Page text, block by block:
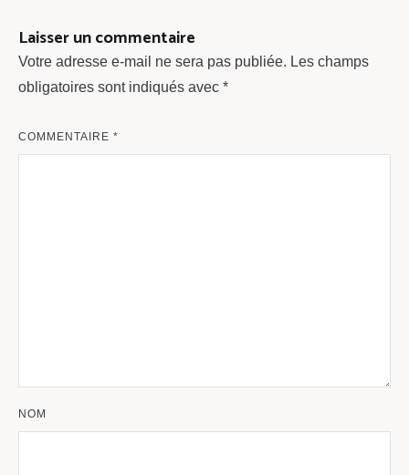
Laisser un commentaire
Votre adresse e-mail ne sera pas publiée. Les champs
obligatoires sont indiqués avec *
COMMENTAIRE *
NOM